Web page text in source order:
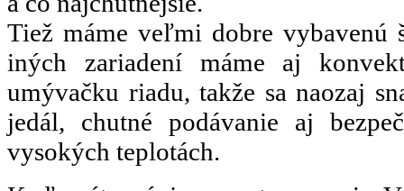
Tiež máme veľmi dobre vybavenú
iných zariadení máme aj
umývačku riadu, takže sa naozaj
jedál, chutné podávanie aj
vysokých teplotách.